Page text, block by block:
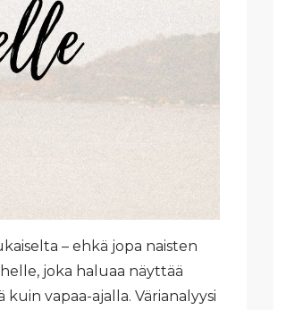
– ehkä jopa naisten
joka haluaa näyttää
vapaa-ajalla. Värianalyysi